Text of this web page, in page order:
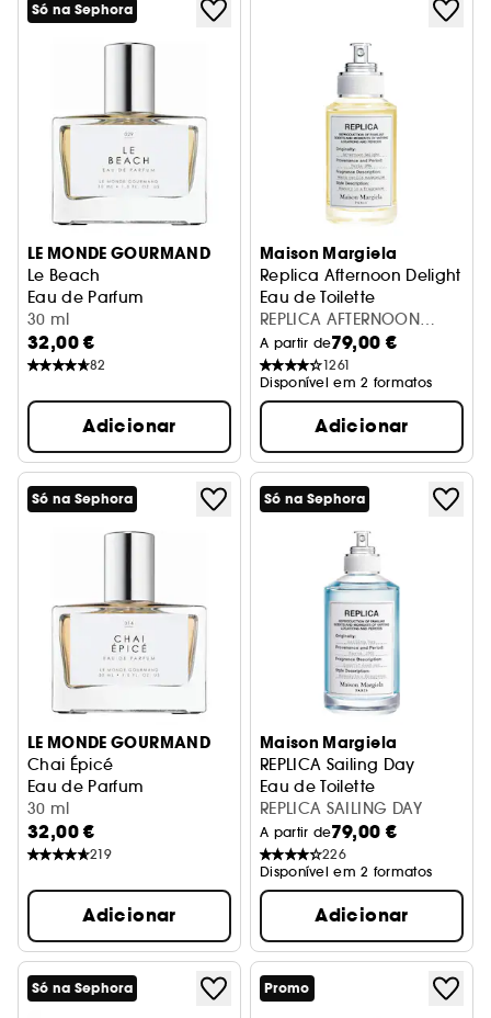
Só na Sephora
LE MONDE GOURMAND
Le Beach
Eau de Parfum
30 ml
32,00 €
82
Adicionar
Maison Margiela
Replica Afternoon Delight
Eau de Toilette
REPLICA AFTERNOON
DELIGHT EDT 30ML
A partir de79,00 €
1261
Disponível em 2 formatos
Adicionar
Só na Sephora
LE MONDE GOURMAND
Chai Épicé
Eau de Parfum
30 ml
32,00 €
219
Adicionar
Só na Sephora
Maison Margiela
REPLICA Sailing Day
Eau de Toilette
REPLICA SAILING DAY
A partir de79,00 €
226
Disponível em 2 formatos
Adicionar
Só na Sephora Promo